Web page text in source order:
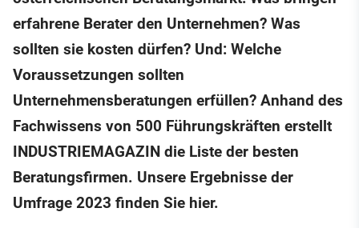
erfahrene Berater den Unternehmen? Was
sollten sie kosten dürfen? Und: Welche
Voraussetzungen sollten
Unternehmensberatungen erfüllen? Anhand des
Fachwissens von 500 Führungskräften erstellt
INDUSTRIEMAGAZIN die Liste der besten
Beratungsfirmen. Unsere Ergebnisse der
Umfrage 2023 finden Sie hier.